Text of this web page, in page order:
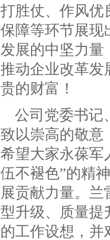
打胜仗、作风优
保障等环节展现
发展的中坚力量
推动企业改革发
贵的
公司党委书记
致以崇高的敬意
希望大家永葆军
伍不褪色”的精
展贡献力量。
型升级、质量提
的工作设想，并